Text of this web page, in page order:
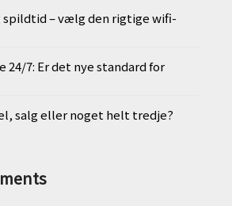
spildtid – vælg den rigtige wifi-
24/7: Er det nye standard for
salg eller noget helt tredje?